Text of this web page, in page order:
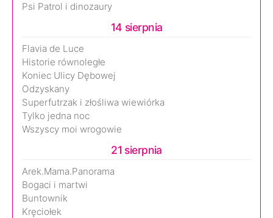
Psi Patrol i dinozaury
14 sierpnia
Flavia de Luce
Historie równoległe
Koniec Ulicy Dębowej
Odzyskany
Superfutrzak i złośliwa wiewiórka
Tylko jedna noc
Wszyscy moi wrogowie
21 sierpnia
Arek.Mama.Panorama
Bogaci i martwi
Buntownik
Kręciołek